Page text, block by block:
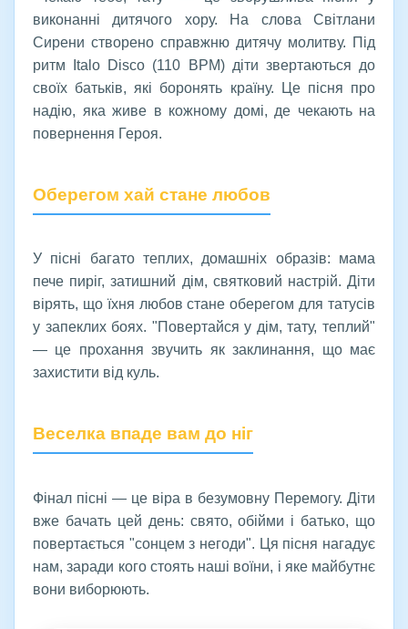
виконанні дитячого хору. На слова Світлани
Сирени створено справжню дитячу молитву. Під
ритм Italo Disco (110 BPM) діти звертаються до
своїх батьків, які боронять країну. Це пісня про
надію, яка живе в кожному домі, де чекають на
повернення Героя.
Оберегом хай стане любов
У пісні багато теплих, домашніх образів: мама
пече пиріг, затишний дім, святковий настрій. Діти
вірять, що їхня любов стане оберегом для татусів
у запеклих боях. "Повертайся у дім, тату, теплий"
— це прохання звучить як заклинання, що має
захистити від куль.
Веселка впаде вам до ніг
Фінал пісні — це віра в безумовну Перемогу. Діти
вже бачать цей день: свято, обійми і батько, що
повертається "сонцем з негоди". Ця пісня нагадує
нам, заради кого стоять наші воїни, і яке майбутнє
вони виборюють.